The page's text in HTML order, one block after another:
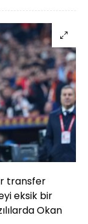
transfer
eksik bir
Okan